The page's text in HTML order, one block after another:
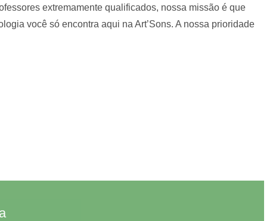
extremamente qualificados, nossa missão é que
você só encontra aqui na Art’Sons. A nossa prioridade